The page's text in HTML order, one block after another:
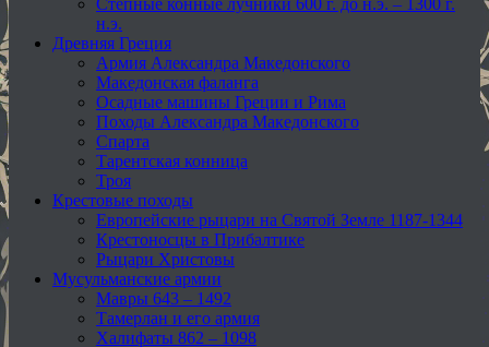
Степные конные лучники 600 г. до н.э. – 1300 г.
н.э.
Древняя Греция
Армия Александра Македонского
Македонская фаланга
Осадные машины Греции и Рима
Походы Александра Македонского
Спарта
Тарентская конница
Троя
Крестовые походы
Европейские рыцари на Святой Земле 1187-1344
Крестоносцы в Прибалтике
Рыцари Христовы
Мусульманские армии
Мавры 643 – 1492
Тамерлан и его армия
Халифаты 862 – 1098